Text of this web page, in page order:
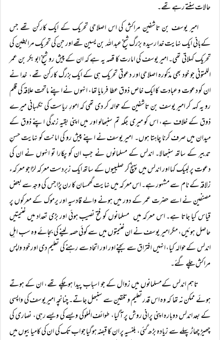
حالات سنتے رہے تھے۔
امیر یوسف بن تاشفین مراکش کی اس اصلاحی تحریک کے ایک کارکن تھے جس
کےبانی ایک نہایت خدا رسیدہ بزرگ شیخ عبد اللہ بن یسین تھے اور جن کی تحریک مرابطین کی
تحریک کہلاتی تھی۔ امیر یوسف کی امارت کا قصہ یہ ہے کہ ان کے پیش رو شیخ ابو بکر بن عمر
اللمتونی جو خود بھی مذکورہ اصلاحی اور دعوتی تحریک ہی کے ایک بزرگ کارکن تھے، خدا نے
ان کو دعوت وعبادت کا ایک خاص ذوق عطا فرمایا تھا، انہوں نے اپنے ماتحت علاقہ کی قلم
رو یہ کہہ کر امیر یوسف بن تاشفین کے حوالہ کر دی تھی کہ امورِ ریاست کی نگہبانی میرے
ذوق کے خلاف ہے، اس کو میری جگہ تم سنبھالو اور میں اپنی بقیہ زندگی اپنے ذوق کے
میدان میں صرف کرنا چاہتا ہوں۔ امیر یوسف نے اپنے پیش رو کی امانت کو نہایت حسنِ
تدبیر کے ساتھ سنبھالا۔ اندلس کے مسلمانوں نے جب ان کو پکارا تو انہوں نے ان کی
دعوت پر لبیک کہا اور اندلس میں پہنچ کر صلیبیوں کے ساتھ ایک زبردست معرکہ لڑا جو معرکہء
زلاقہ کے نام سے مشہور ہے۔ اس معرکہ میں نہایت گھمسان کا رن پڑا جس کی وجہ سے بعض
مصنفین نے اسے حضرت عمر کے دور میں ہونے والے قادسیہ اور یرموک کے معرکوں پر
قیاس کیا جاتا ہے۔ اس معرکہ میں مسلمانوں کو فتح نصیب ہوئی اور بڑی تعداد میں غنیمتیں
حاصل ہوئیں، مگر امیر یوسف نے ان غنیمتوں میں سے کوئی حصہ لینے کی بجائے وہ سب اہلِ
اندلس کے حوالہ کیا، انہیں افتراق سے بچنے اور اور اتحاد سے رہنے کی تعلیم دی اور خود واپس
مراکش چلے گئے۔
تاہم اندلس کےمسلمانوں میں زوال کے جو اسباب پیدا ہوچکے تھے، ان کے ہوتے
ہوئے ممکن نہ تھا کہ وہ اس قدر تعلیم وتلقین سے سنبھل جاتے۔ چنانچہ امیر یوسف کی واپسی
کے بعد اندلس دوبارہ اپنی پرانی روش پر آگیا، طوائف الملوکی ویسے کی ویسے رہی، نصاری کی
چھیڑ چھاڑ پہلے سے زیادہ بڑھ گئی، بلنسیہ پر ان کا قبضہ ہوگیا جو اب تک کی ان کی کامیابیوں میں